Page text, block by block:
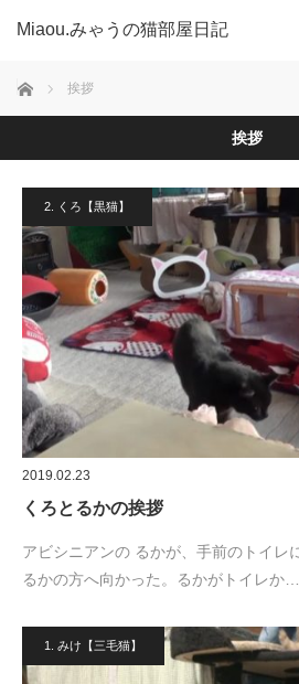
Miaou.みゃうの猫部屋日記
ホーム 挨拶
挨拶
2. くろ【黒猫】
2019.02.23
くろとるかの挨拶
アビシニアンの るかが、手前のトイレ
るかの方へ向かった。るかがトイレか…
1. みけ【三毛猫】